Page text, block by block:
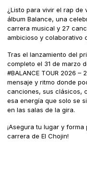
¿Listo para vivir el rap de
álbum Balance, una
carrera musical y 27
ambicioso y colaborativo
Tras el lanzamiento del
completo el 31 de marzo
#BALANCE TOUR 2026
mensaje y ritmo donde
canciones, sus clásicos,
esa energía que solo se
en las salas de la gira.
¡Asegura tu lugar y
carrera de El Chojin!